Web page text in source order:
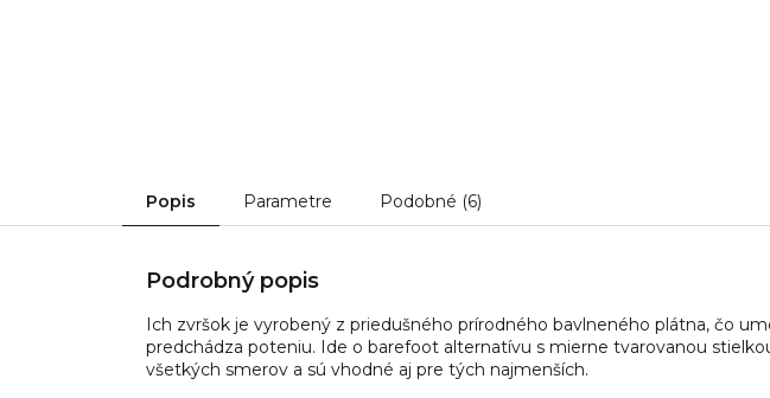
Popis Parametre Podobné (6)
Podrobný popis
Ich zvršok je vyrobený z priedušného prírodného bavlneného plátna, čo
predchádza poteniu. Ide o barefoot alternatívu s mierne tvarovanou
všetkých smerov a sú vhodné aj pre tých najmenších.